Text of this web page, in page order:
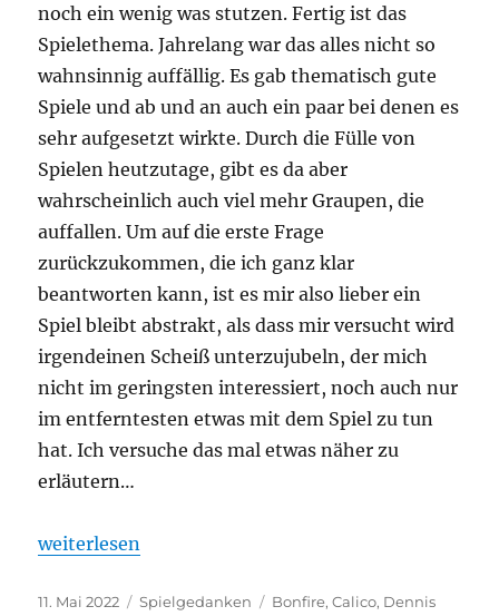
noch ein wenig was stutzen. Fertig ist das
Spielethema. Jahrelang war das alles nicht so
wahnsinnig auffällig. Es gab thematisch gute
Spiele und ab und an auch ein paar bei denen es
sehr aufgesetzt wirkte. Durch die Fülle von
Spielen heutzutage, gibt es da aber
wahrscheinlich auch viel mehr Graupen, die
auffallen. Um auf die erste Frage
zurückzukommen, die ich ganz klar
beantworten kann, ist es mir also lieber ein
Spiel bleibt abstrakt, als dass mir versucht wird
irgendeinen Scheiß unterzujubeln, der mich
nicht im geringsten interessiert, noch auch nur
im entferntesten etwas mit dem Spiel zu tun
hat. Ich versuche das mal etwas näher zu
erläutern…
„Hört auf mir S*#$§ße zu erzählen – Themen in
weiterlesen
Veröffentlicht
11. Mai 2022 Kategorien
Spielgedanken Schlagwörter
Bonfire,Calico, Dennis